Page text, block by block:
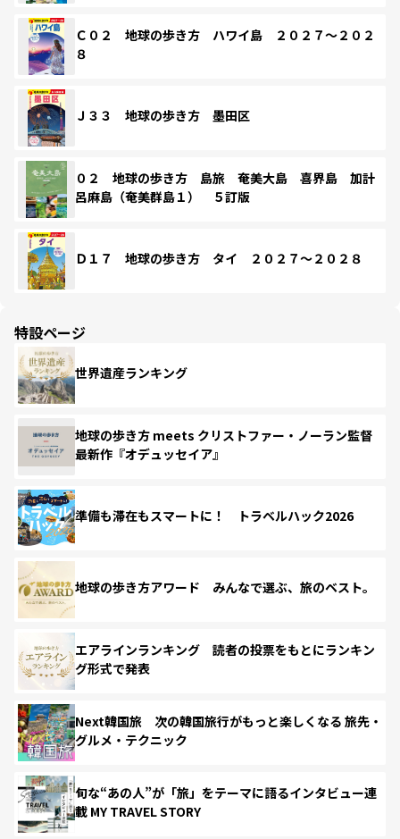
Ｃ０２ 地球の歩き方 ハワイ島 ２０２７～２０２
８
Ｊ３３ 地球の歩き方 墨田区
０２ 地球の歩き方 島旅 奄美大島 喜界島 加計
呂麻島（奄美群島１） ５訂版
Ｄ１７ 地球の歩き方 タイ ２０２７～２０２８
特設ページ
世界遺産ランキング
地球の歩き方 meets クリストファー・ノーラン監督
最新作『オデュッセイア』
準備も滞在もスマートに！ トラベルハック2026
地球の歩き方アワード みんなで選ぶ、旅のベスト。
エアラインランキング 読者の投票をもとにランキン
グ形式で発表
Next韓国旅 次の韓国旅行がもっと楽しくなる 旅先・
グルメ・テクニック
旬な“あの人”が「旅」をテーマに語るインタビュー連
載 MY TRAVEL STORY